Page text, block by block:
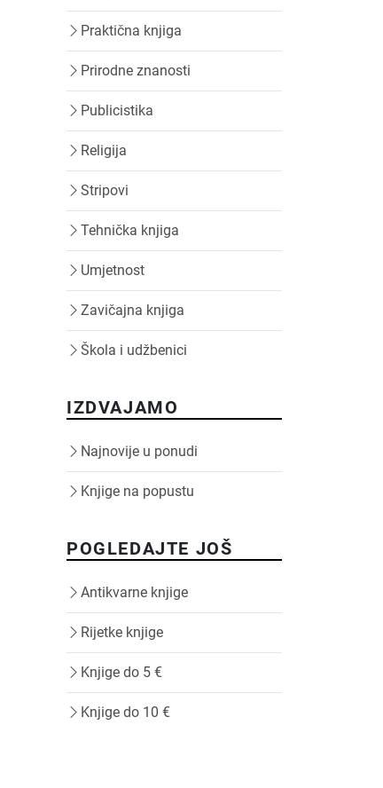
Praktična knjiga
Prirodne znanosti
Publicistika
Religija
Stripovi
Tehnička knjiga
Umjetnost
Zavičajna knjiga
Škola i udžbenici
IZDVAJAMO
Najnovije u ponudi
Knjige na popustu
POGLEDAJTE JOŠ
Antikvarne knjige
Rijetke knjige
Knjige do 5 €
Knjige do 10 €